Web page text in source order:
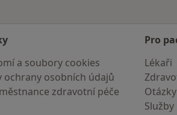
a soubory cookies
ochrany osobních údajů
zdravotní péče
Pro
Lékaři
Služby